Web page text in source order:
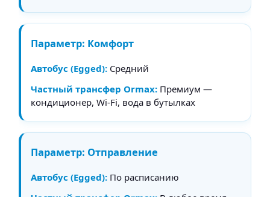
Комфорт
Средний
Премиум —
кондиционер, Wi-Fi, вода в бутылках
Отправление
По расписанию